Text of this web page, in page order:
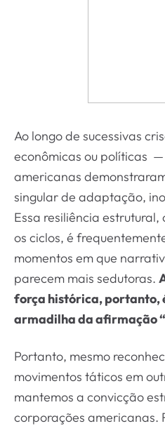
Ao longo de sucessivas
econômicas ou políticas
americanas
singular de adaptação,
Essa resiliência
os ciclos, é
momentos em que
parecem mais sedutoras.
força histórica, portanto,
armadilha da afirmação
Portanto, mesmo
movimentos táticos em
mantemos a convicção
corporações americanas.